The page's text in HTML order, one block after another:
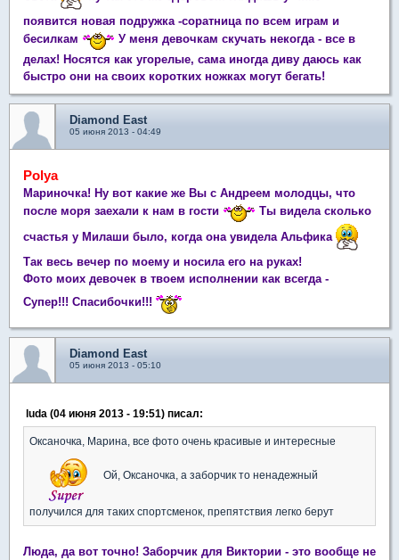
появится новая подружка -соратница по всем играм и
бесилкам
У меня девочкам скучать некогда - все в
делах! Носятся как угорелые, сама иногда диву даюсь как
быстро они на своих коротких ножках могут бегать!
Diamond East
05 июня 2013 - 04:49
Polya
Мариночка! Ну вот какие же Вы с Андреем молодцы, что
после моря заехали к нам в гости
Ты видела сколько
счастья у Милаши было, когда она увидела Альфика
Так весь вечер по моему и носила его на руках!
Фото моих девочек в твоем исполнении как всегда -
Супер!!! Спасибочки!!!
Diamond East
05 июня 2013 - 05:10
luda (04 июня 2013 - 19:51) писал:
Оксаночка, Марина, все фото очень красивые и интересные
Ой, Оксаночка, а заборчик то ненадежный
получился для таких спортсменок, препятствия легко берут
Люда, да вот точно! Заборчик для Виктории - это вообще не